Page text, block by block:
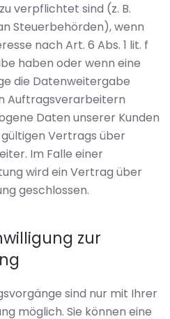
verpflichtet sind (z. B.
Steuerbehörden), wenn
nach Art. 6 Abs. 1 lit. f
haben oder wenn eine
die Datenweitergabe
Auftragsverarbeitern
Daten unserer Kunden
Vertrags über
Im Falle einer
wird ein Vertrag über
geschlossen.
zur
sind nur mit Ihrer
möglich. Sie können eine